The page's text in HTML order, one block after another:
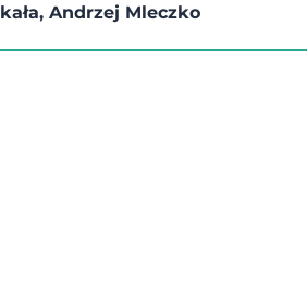
Andrzej Mleczko